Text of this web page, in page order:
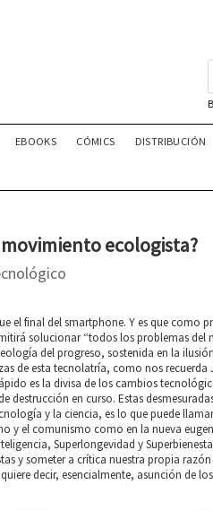
EBOOKS CÓMICS DISTRIBUCIÓN
ecologista?
el final del smartphone. Y es que como
solucionar “todos los problemas del
del progreso, sostenida en la
de esta tecnolatría, como nos
es la divisa de los cambios
en curso. Estas
y la ciencia, es lo que puede
y el comunismo como en la nueva
Superlongevidad y
y someter a crítica nuestra propia
decir, esencialmente, asunción de